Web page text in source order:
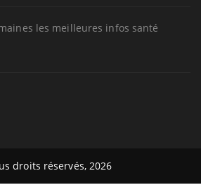
les meilleures infos santé
droits réservés, 2026